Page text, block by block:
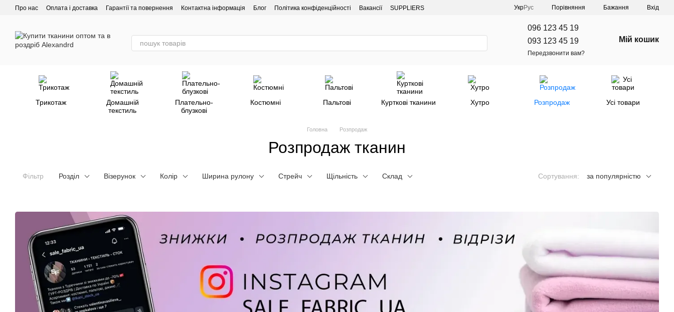
Перейти до основного контенту
Про нас Оплата і доставка Гарантії та повернення Контактна інформація Блог Політика конфіденційності Вакансії SUPPLIERS УкрРус Порівняння Бажання Вхід
096 123 45 19
093 123 45 19
Передзвонити вам?
Мій кошик
Трикотаж
Домашній
текстиль
Плательно-
блузкові
Костюмні Пальтові Курткові тканини Хутро Розпродаж Усі товари
Головна Розпродаж
Розпродаж тканин
Фільтр Розділ Візерунок Колір Ширина рулону Стрейч Щільність Склад Сортування: за популярністю